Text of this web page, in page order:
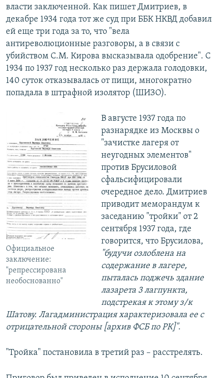
власти заключенной. Как пишет Дмитриев, в
декабре 1934 года тот же суд при ББК НКВД добавил
ей еще три года за то, что "вела
антиреволюционные разговоры, а в связи с
убийством С.М. Кирова высказывала одобрение". С
1934 по 1937 год несколько раз держала голодовки,
140 суток отказывалась от пищи, многократно
попадала в штрафной изолятор (ШИЗО).
Официальное
заключение:
"репрессирована
необоснованно"
В августе 1937 года по
разнарядке из Москвы о
"зачистке лагеря от
неугодных элементов"
против Брусиловой
сфальсифицировали
очередное дело. Дмитриев
приводит меморандум к
заседанию "тройки" от 2
сентября 1937 года, где
говорится, что Брусилова,
"будучи озлоблена на
содержание в лагере,
пыталась поджечь здание
лазарета 3 лагпункта,
подстрекая к этому з/к
Шатову. Лагадминистрация характеризовала ее с
отрицательной стороны [архив ФСБ по РК]".
"Тройка" постановила в третий раз – расстрелять.